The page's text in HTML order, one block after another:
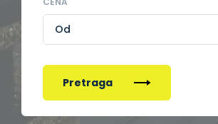
Pretraga